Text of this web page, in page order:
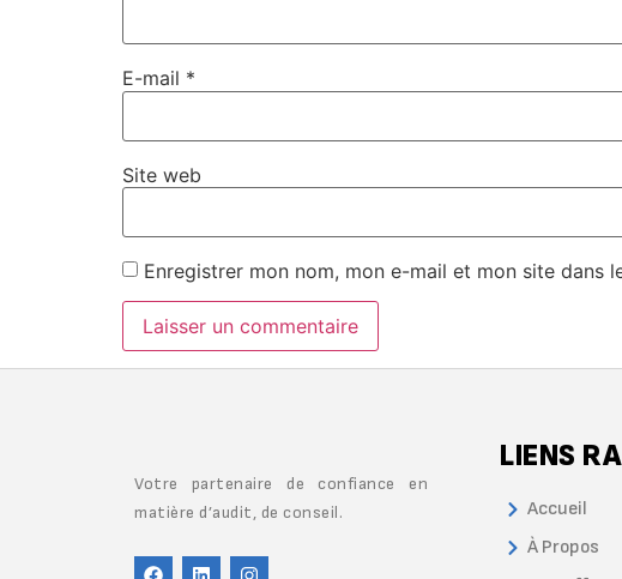
E-mail *
Site web
Enregistrer mon nom, mon e-mail et mon site dans
Votre partenaire de confiance en
matière d’audit, de conseil.
LIENS
Accueil
À Propos